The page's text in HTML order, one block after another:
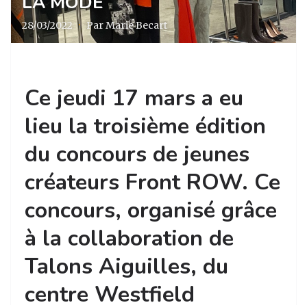
28/03/2022 · Par Marie Becart
Ce jeudi 17 mars a eu
lieu la troisième édition
du concours de jeunes
créateurs Front ROW. Ce
concours, organisé grâce
à la collaboration de
Talons Aiguilles, du
centre Westfield